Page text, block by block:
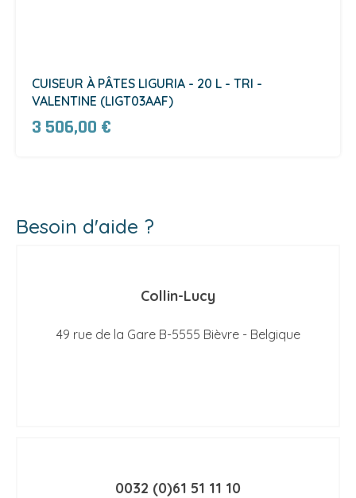
CUISEUR À PÂTES LIGURIA - 20 L - TRI -
VALENTINE (LIGT03AAF)
3 506,00 €
Besoin d'aide ?
Collin-Lucy
49 rue de la Gare B-5555 Bièvre - Belgique
0032 (0)61 51 11 10